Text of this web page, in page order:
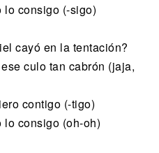
lo consigo (-sigo)
cayó en la tentación?
culo tan cabrón (jaja,
contigo (-tigo)
lo consigo (oh-oh)